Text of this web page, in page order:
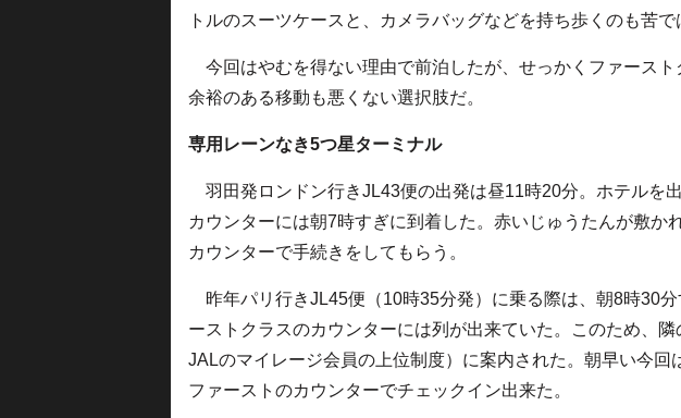
トルのスーツケースと、カメラバッグなどを持ち歩くのも苦で
今回はやむを得ない理由で前泊したが、せっかくファースト
余裕のある移動も悪くない選択肢だ。
専用レーンなき5つ星ターミナル
羽田発ロンドン行きJL43便の出発は昼11時20分。ホテルを
カウンターには朝7時すぎに到着した。赤いじゅうたんが敷か
カウンターで手続きをしてもらう。
昨年パリ行きJL45便（10時35分発）に乗る際は、朝8時30
ーストクラスのカウンターには列が出来ていた。このため、隣
JALのマイレージ会員の上位制度）に案内された。朝早い今回
ファーストのカウンターでチェックイン出来た。